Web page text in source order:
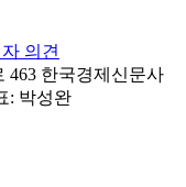
의견
463 한국경제신문사
: 박성완